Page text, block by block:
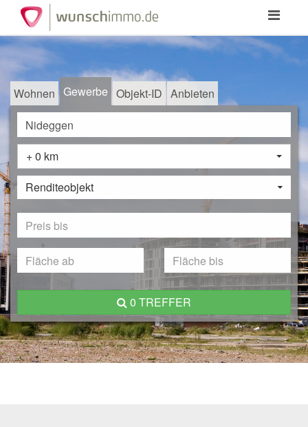
Toggle
Wohnen Gewerbe Objekt-ID Anbieten
+ 0 km
Renditeobjekt
0 TREFFER